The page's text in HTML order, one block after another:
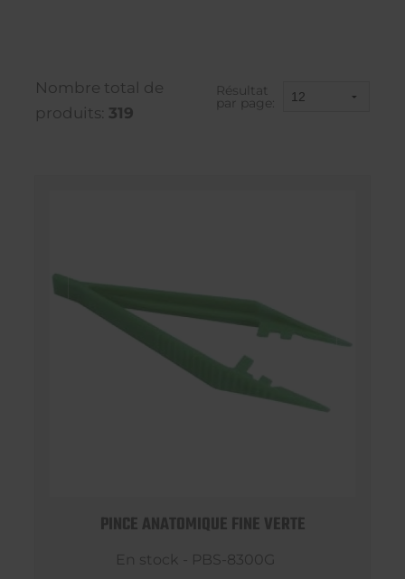
Nombre total de
produits: 319
Résultat
par page:
PINCE ANATOMIQUE FINE VERTE
En stock - PBS-8300G